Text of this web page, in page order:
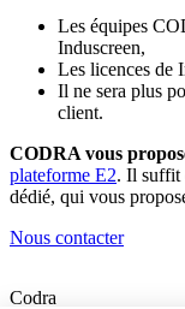
Les équipes
Induscreen,
Les licences de
Il ne sera plus
client.
CODRA vous
plateforme E2. Il suffit
dédié, qui vous
Nous contacter
Codra